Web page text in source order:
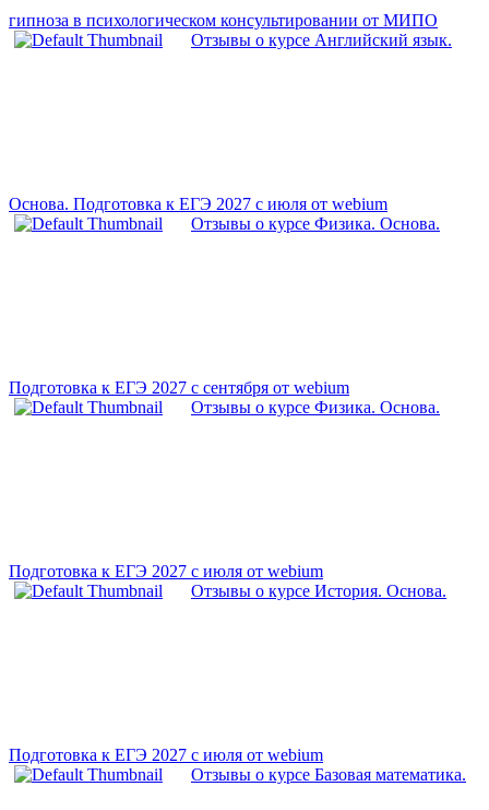
гипноза в психологическом консультировании от МИПО
Отзывы о курсе Английский язык.
Основа. Подготовка к ЕГЭ 2027 с июля от webium
Отзывы о курсе Физика. Основа.
Подготовка к ЕГЭ 2027 с сентября от webium
Отзывы о курсе Физика. Основа.
Подготовка к ЕГЭ 2027 с июля от webium
Отзывы о курсе История. Основа.
Подготовка к ЕГЭ 2027 с июля от webium
Отзывы о курсе Базовая математика.